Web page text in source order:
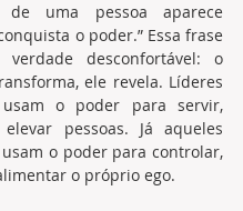
de uma pessoa aparece
o poder.” Essa frase
verdade desconfortável: o
ele revela. Líderes
o poder para servir,
pessoas. Já aqueles
o poder para controlar,
o próprio ego.